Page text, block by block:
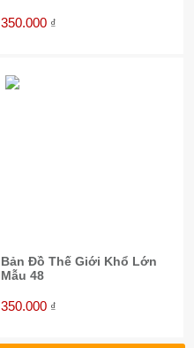
350.000 ₫
Bản Đồ Thế Giới Khổ Lớn
Mẫu 48
350.000 ₫